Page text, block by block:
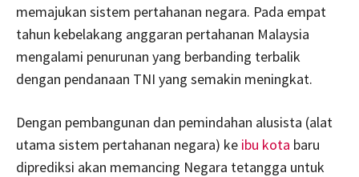
memajukan sistem pertahanan negara. Pada empat
tahun kebelakang anggaran pertahanan Malaysia
mengalami penurunan yang berbanding terbalik
dengan pendanaan TNI yang semakin meningkat.
Dengan pembangunan dan pemindahan alusista (alat
utama sistem pertahanan negara) ke ibu kota baru
diprediksi akan memancing Negara tetangga untuk